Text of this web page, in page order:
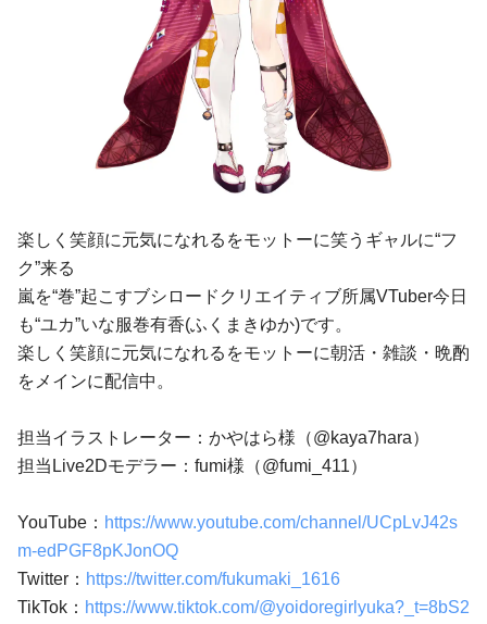
楽しく笑顔に元気になれるをモットーに笑うギャルに“フ
ク”来る
嵐を“巻”起こすブシロードクリエイティブ所属VTuber今日
も“ユカ”いな服巻有香(ふくまきゆか)です。
楽しく笑顔に元気になれるをモットーに朝活・雑談・晩酌
をメインに配信中。
担当イラストレーター：かやはら様（@kaya7hara）
担当Live2Dモデラー：fumi様（@fumi_411）
YouTube： https://www.youtube.com/channel/UCpLvJ42s
m-edPGF8pKJonOQ
Twitter： https://twitter.com/fukumaki_1616
TikTok： https://www.tiktok.com/@yoidoregirlyuka?_t=8bS2